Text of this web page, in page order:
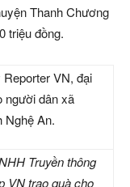
Thanh Chương
triệu đồng.
Truyền thông
VN trao quà cho